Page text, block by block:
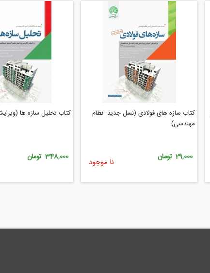
کتاب سازه های فولادی (نسل جدید- نظام
مهندسی)
29,000 تومان نا موجود
کتاب تحلیل سازه ها
348,000 تومان